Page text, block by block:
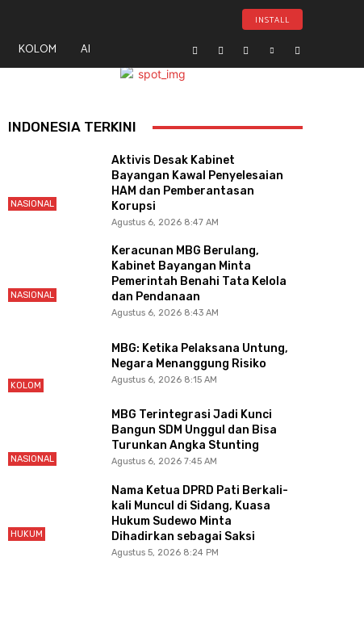
INSTALL
KOLOM AI
INDONESIA TERKINI
NASIONAL
Aktivis Desak Kabinet
Bayangan Kawal Penyelesaian
HAM dan Pemberantasan
Korupsi
Agustus 6, 2026 8:47 AM
NASIONAL
Keracunan MBG Berulang,
Kabinet Bayangan Minta
Pemerintah Benahi Tata Kelola
dan Pendanaan
Agustus 6, 2026 8:43 AM
KOLOM
MBG: Ketika Pelaksana Untung,
Negara Menanggung Risiko
Agustus 6, 2026 8:15 AM
NASIONAL
MBG Terintegrasi Jadi Kunci
Bangun SDM Unggul dan Bisa
Turunkan Angka Stunting
Agustus 6, 2026 7:45 AM
HUKUM
Nama Ketua DPRD Pati Berkali-
kali Muncul di Sidang, Kuasa
Hukum Sudewo Minta
Dihadirkan sebagai Saksi
Agustus 5, 2026 8:24 PM